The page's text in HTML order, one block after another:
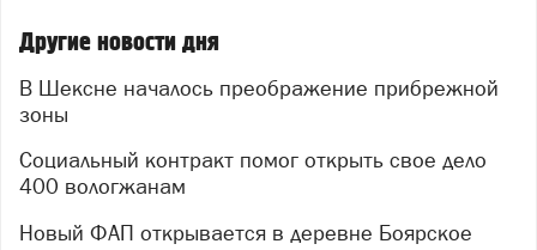
Другие новости дня
В Шексне началось преображение прибрежной
зоны
Социальный контракт помог открыть свое дело
400 вологжанам
Новый ФАП открывается в деревне Боярское